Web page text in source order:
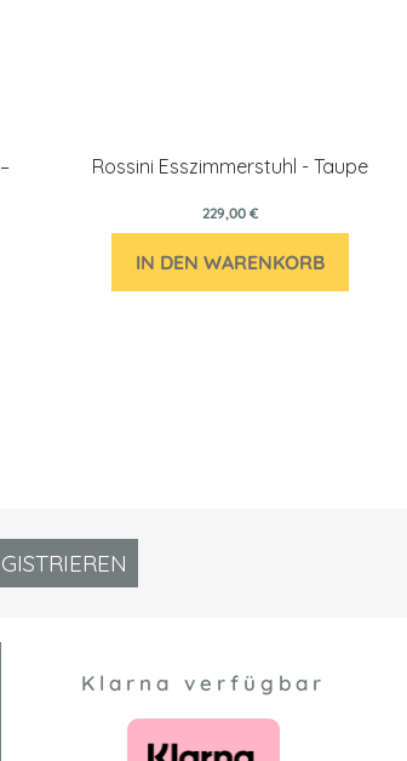
Rossini Esszimmerstuhl - Taupe
229,00 €
IN DEN WARENKORB
Klarna verfügbar